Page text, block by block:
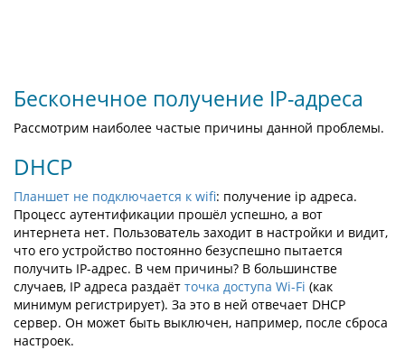
Бесконечное получение IP-адреса
Рассмотрим наиболее частые причины данной проблемы.
DHCP
Планшет не подключается к wifi: получение ip адреса.
Процесс аутентификации прошёл успешно, а вот
интернета нет. Пользователь заходит в настройки и видит,
что его устройство постоянно безуспешно пытается
получить IP-адрес. В чем причины? В большинстве
случаев, IP адреса раздаёт точка доступа Wi-Fi (как
минимум регистрирует). За это в ней отвечает DHCP
сервер. Он может быть выключен, например, после сброса
настроек.